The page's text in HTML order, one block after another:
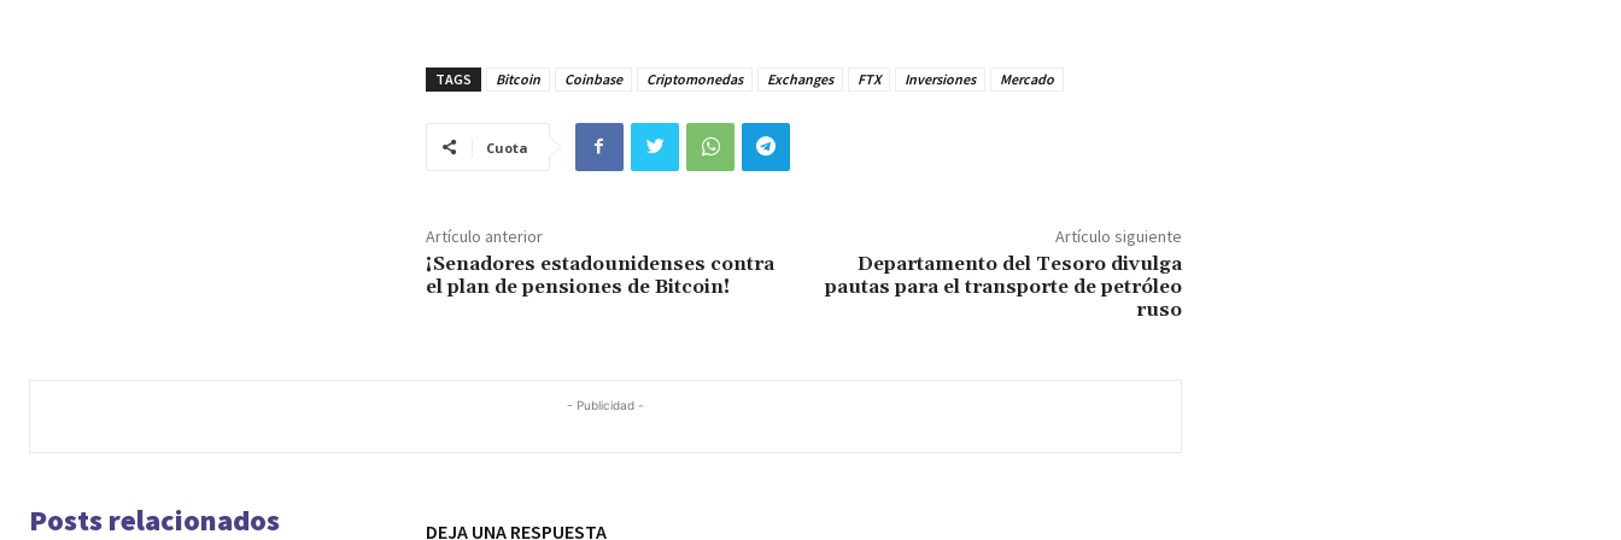
TAGS Bitcoin Coinbase Criptomonedas Exchanges FTX Inversiones Mercado
Cuota
Artículo anterior
¡Senadores estadounidenses contra
el plan de pensiones de Bitcoin!
Artículo siguiente
Departamento del Tesoro divulga
pautas para el transporte de petróleo
ruso
- Publicidad -
Posts relacionados DEJA UNA RESPUESTA